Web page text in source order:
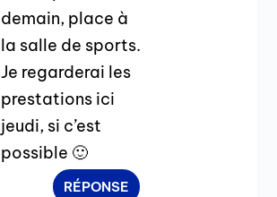
demain, place à
la salle de sports.
Je regarderai les
prestations ici
jeudi, si c’est
possible 🙂
RÉPONSE